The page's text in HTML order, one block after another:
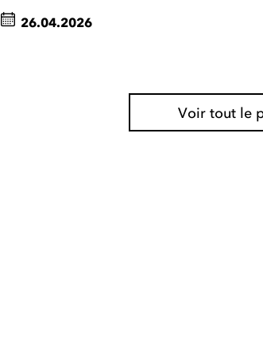
26.04.2026
Voir tout le